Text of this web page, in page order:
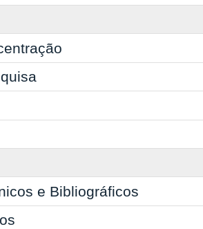
e Bibliográficos